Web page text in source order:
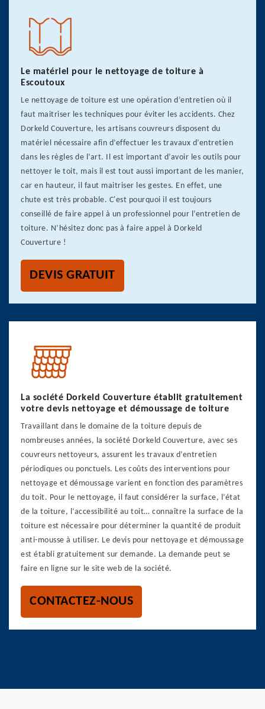
Le matériel pour le nettoyage de toiture à
Escoutoux
Le nettoyage de toiture est une opération d’entretien où il
faut maitriser les techniques pour éviter les accidents. Chez
Dorkeld Couverture, les artisans couvreurs disposent du
matériel nécessaire afin d’effectuer les travaux d’entretien
dans les règles de l’art. Il est important d’avoir les outils pour
nettoyer le toit, mais il est tout aussi important de les manier,
car en hauteur, il faut maitriser les gestes. En effet, une
chute est très probable. C'est pourquoi il est toujours
conseillé de faire appel à un professionnel pour l’entretien de
toiture. N’hésitez donc pas à faire appel à Dorkeld
Couverture !
DEVIS GRATUIT
La société Dorkeld Couverture établit gratuitement
votre devis nettoyage et démoussage de toiture
Travaillant dans le domaine de la toiture depuis de
nombreuses années, la société Dorkeld Couverture, avec ses
couvreurs nettoyeurs, assurent les travaux d’entretien
périodiques ou ponctuels. Les coûts des interventions pour
nettoyage et démoussage varient en fonction des paramètres
du toit. Pour le nettoyage, il faut considérer la surface, l’état
de la toiture, l’accessibilité au toit… connaître la surface de la
toiture est nécessaire pour déterminer la quantité de produit
anti-mousse à utiliser. Le devis pour nettoyage et démoussage
est établi gratuitement sur demande. La demande peut se
faire en ligne sur le site web de la société.
CONTACTEZ-NOUS